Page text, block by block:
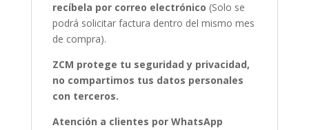
recíbela por correo electrónico (Solo se
podrá solicitar factura dentro del mismo mes
de compra).
ZCM protege tu seguridad y privacidad,
no compartimos tus datos personales
con terceros.
Atención a clientes por WhatsApp